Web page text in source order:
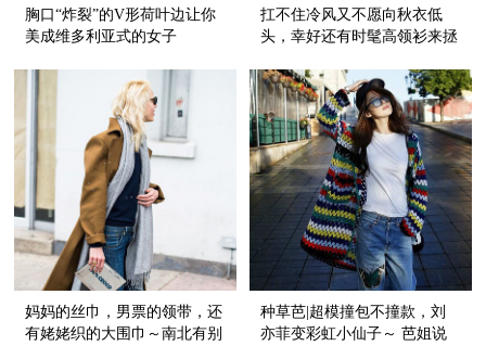
胸口“炸裂”的V形荷叶边让你
美成维多利亚式的女子
扛不住冷风又不愿向秋衣低
头，幸好还有时髦高领衫来拯
妈妈的丝巾，男票的领带，还
有姥姥织的大围巾～南北有别
种草芭|超模撞包不撞款，刘
亦菲变彩虹小仙子～ 芭姐说